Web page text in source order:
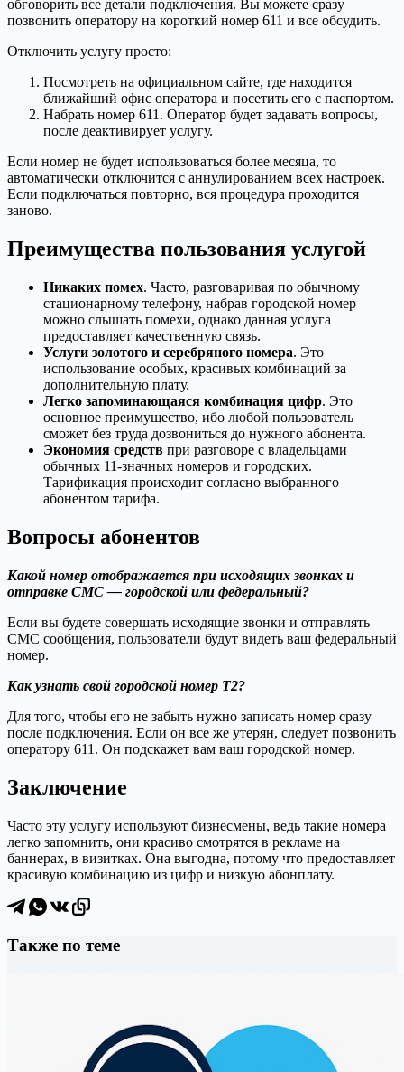
обговорить все детали подключения. Вы можете сразу
позвонить оператору на короткий номер 611 и все обсудить.
Отключить услугу просто:
Посмотреть на официальном сайте, где находится
ближайший офис оператора и посетить его с паспортом.
Набрать номер 611. Оператор будет задавать вопросы,
после деактивирует услугу.
Если номер не будет использоваться более месяца, то
автоматически отключится с аннулированием всех настроек.
Если подключаться повторно, вся процедура проходится
заново.
Преимущества пользования услугой
Никаких помех. Часто, разговаривая по обычному
стационарному телефону, набрав городской номер
можно слышать помехи, однако данная услуга
предоставляет качественную связь.
Услуги золотого и серебряного номера. Это
использование особых, красивых комбинаций за
дополнительную плату.
Легко запоминающаяся комбинация цифр. Это
основное преимущество, ибо любой пользователь
сможет без труда дозвониться до нужного абонента.
Экономия средств при разговоре с владельцами
обычных 11-значных номеров и городских.
Тарификация происходит согласно выбранного
абонентом тарифа.
Вопросы абонентов
Какой номер отображается при исходящих звонках и
отправке СМС — городской или федеральный?
Если вы будете совершать исходящие звонки и отправлять
СМС сообщения, пользователи будут видеть ваш федеральный
номер.
Как узнать свой городской номер Т2?
Для того, чтобы его не забыть нужно записать номер сразу
после подключения. Если он все же утерян, следует позвонить
оператору 611. Он подскажет вам ваш городской номер.
Заключение
Часто эту услугу используют бизнесмены, ведь такие номера
легко запомнить, они красиво смотрятся в рекламе на
баннерах, в визитках. Она выгодна, потому что предоставляет
красивую комбинацию из цифр и низкую абонплату.
Также по теме